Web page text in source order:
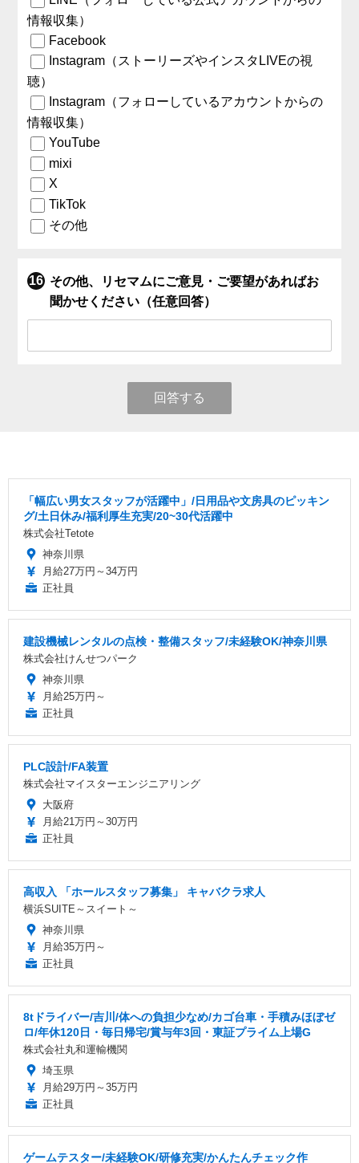
情報収集）
Facebook
Instagram（ストーリーズやインスタLIVEの視
聴）
Instagram（フォローしているアカウントからの
情報収集）
YouTube
mixi
X
TikTok
その他
その他、リセマムにご意見・ご要望があればお
聞かせください（任意回答）
回答する
「幅広い男女スタッフが活躍中」/日用品や文房具のピッキン
グ/土日休み/福利厚生充実/20~30代活躍中
株式会社Tetote
神奈川県
月給27万円～34万円
正社員
建設機械レンタルの点検・整備スタッフ/未経験OK/神奈川県
株式会社けんせつパーク
神奈川県
月給25万円～
正社員
PLC設計/FA装置
株式会社マイスターエンジニアリング
大阪府
月給21万円～30万円
正社員
高収入 「ホールスタッフ募集」 キャバクラ求人
横浜SUITE～スイート～
神奈川県
月給35万円～
正社員
8tドライバー/吉川/体への負担少なめ/カゴ台車・手積みほぼゼ
ロ/年休120日・毎日帰宅/賞与年3回・東証プライム上場G
株式会社丸和運輸機関
埼玉県
月給29万円～35万円
正社員
ゲームテスター/未経験OK/研修充実/かんたんチェック作